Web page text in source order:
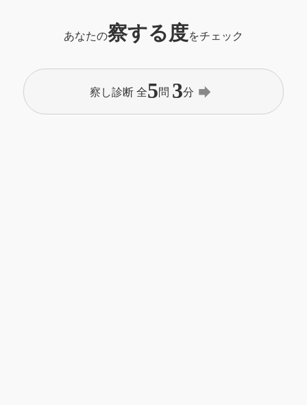
あなたの察する度をチェック
察し診断 全5問 3分 forward